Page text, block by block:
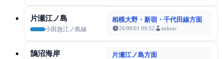
片瀬江ノ島
小田急江ノ島線
相模大野・新宿・千代田線方面
26/08/01 09:52 tsrknic
鵠沼海岸 片瀬江ノ島方面